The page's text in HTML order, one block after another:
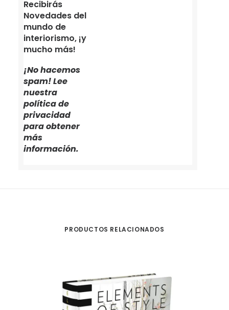
Recibirás
Novedades del
mundo de
interiorismo, ¡y
mucho más!
¡No hacemos
spam! Lee
nuestra
política de
privacidad
para obtener
más
información.
PRODUCTOS RELACIONADOS